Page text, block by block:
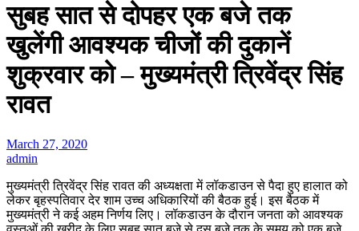
सुबह सात से दोपहर एक बजे तक
खुलेंगी आवश्यक चीजों की दुकानें
शुक्रवार को – मुख्यमंत्री त्रिवेंद्र सिंह
रावत
March 27, 2020
admin
मुख्यमंत्री त्रिवेंद्र सिंह रावत की अध्यक्षता में लॉकडाउन से पैदा हुए हालात को
लेकर बृहस्पतिवार देर शाम उच्च अधिकारियों की बैठक हुई। इस बैठक में
मुख्यमंत्री ने कई अहम निर्णय लिए। लॉकडाउन के दौरान जनता को आवश्यक